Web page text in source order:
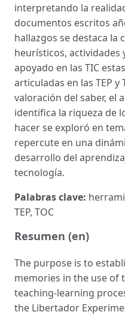
interpretando la
documentos escritos
hallazgos se destaca la
heurísticos,
apoyado en las TIC
articuladas en las TEP y
valoración del saber, el
identifica la riqueza de
hacer se exploró en
repercute en una
desarrollo del
tecnología.
Palabras clave:
TEP, TOC
Resumen (en)
The purpose is to
memories in the use of
teaching-learning
the Libertador